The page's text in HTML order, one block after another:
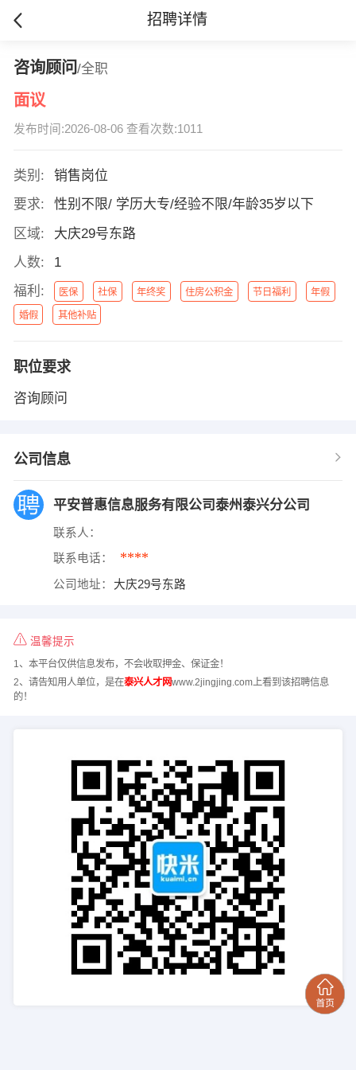
招聘详情
咨询顾问/全职
面议
发布时间:2026-08-06 查看次数:1011
类别:
销售岗位
要求:
性别不限/ 学历大专/经验不限/年龄35岁以下
区域:
大庆29号东路
人数:
1
福利:
医保 社保 年终奖 住房公积金 节日福利 年假
婚假 其他补贴
职位要求
咨询顾问
公司信息
平安普惠信息服务有限公司泰州泰兴分公司
联系人：
联系电话： ****
公司地址： 大庆29号东路
温馨提示
1、本平台仅供信息发布，不会收取押金、保证金！
2、请告知用人单位，是在泰兴人才网www.2jingjing.com上看到该招聘信息
的！